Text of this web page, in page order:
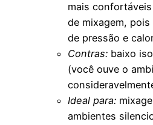
mais
de mixagem,
de pressão e
Contras: baixo
(você ouve o
Ideal para:
ambientes